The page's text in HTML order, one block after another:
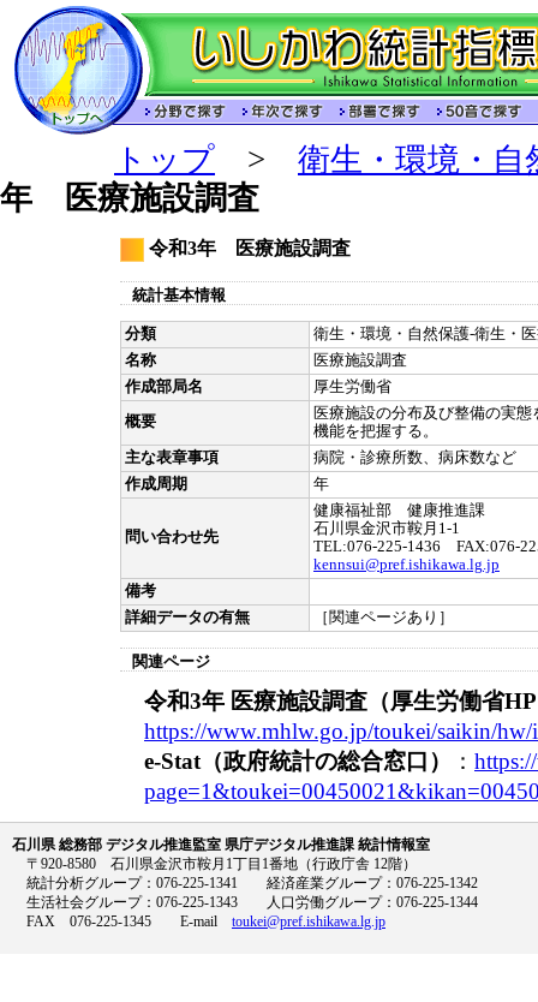
トップ > 衛生・環境・自
年 医療施設調査
令和3年 医療施設調査
統計基本情報
分類
衛生・環境・自然保護-衛生・
名称
医療施設調査
作成部局名
厚生労働省
概要
医療施設の分布及び整備の実
機能を把握する。
主な表章事項
病院・診療所数、病床数など
作成周期
年
問い合わせ先
健康福祉部 健康推進課
石川県金沢市鞍月1-1
TEL:076-225-1436 FAX:076-
kennsui@pref.ishikawa.lg.jp
備考
詳細データの有無
［関連ページあり］
関連ページ
令和3年 医療施設調査（厚生労働省
https://www.mhlw.go.jp/toukei/saikin/hw/
e-Stat（政府統計の総合窓口）
：
石川県 総務部 デジタル推進監室 県庁デジタル推進課 統計情報室
〒920-8580 石川県金沢市鞍月1丁目1番地（行政庁舎 12階）
統計分析グループ：076-225-1341 経済産業グループ：076-225-1342
生活社会グループ：076-225-1343 人口労働グループ：076-225-1344
FAX 076-225-1345 E-mail toukei@pref.ishikawa.lg.jp